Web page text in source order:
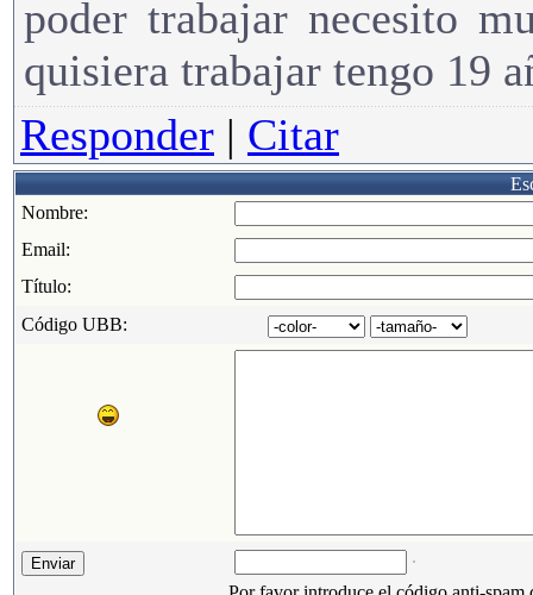
poder trabajar necesito
quisiera trabajar tengo 19
Responder | Citar
Nombre:
Email:
Título:
Código UBB: